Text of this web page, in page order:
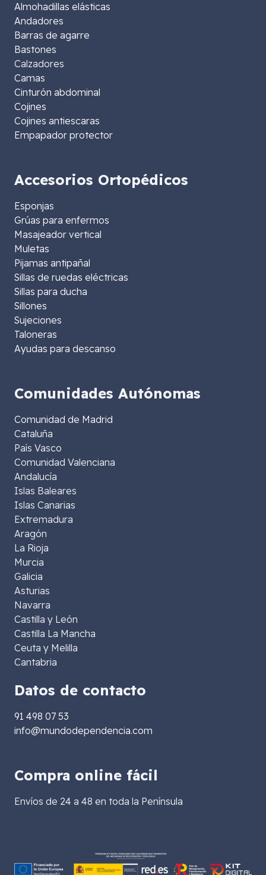
Almohadillas elásticas
Andadores
Barras de agarre
Bastones
Calzadores
Camas
Cinturón abdominal
Cojines
Cojines antiescaras
Empapador protector
Accesorios Ortopédicos
Esponjas
Grúas para enfermos
Masajeador vertical
Muletas
Pijamas antipañal
Sillas de ruedas eléctricas
Sillas para ducha
Sillones
Sujeciones
Taloneras
Ayudas para descanso
Comunidades Autónomas
Comunidad de Madrid
Cataluña
País Vasco
Comunidad Valenciana
Andalucía
Islas Baleares
Islas Canarias
Extremadura
Aragón
La Rioja
Murcia
Galicia
Asturias
Navarra
Castilla y León
Castilla La Mancha
Ceuta y Melilla
Cantabria
Datos de contacto
91 498 07 53
info@mundodependencia.com
Compra online fácil
Envíos de 24 a 48 en toda la Península